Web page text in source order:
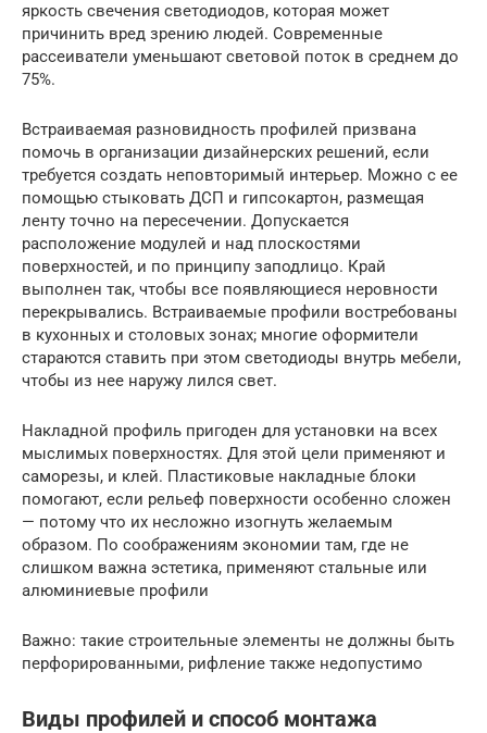
яркость свечения светодиодов, которая может
причинить вред зрению людей. Современные
рассеиватели уменьшают световой поток в среднем до
75%.
Встраиваемая разновидность профилей призвана
помочь в организации дизайнерских решений, если
требуется создать неповторимый интерьер. Можно с ее
помощью стыковать ДСП и гипсокартон, размещая
ленту точно на пересечении. Допускается
расположение модулей и над плоскостями
поверхностей, и по принципу заподлицо. Край
выполнен так, чтобы все появляющиеся неровности
перекрывались. Встраиваемые профили востребованы
в кухонных и столовых зонах; многие оформители
стараются ставить при этом светодиоды внутрь мебели,
чтобы из нее наружу лился свет.
Накладной профиль пригоден для установки на всех
мыслимых поверхностях. Для этой цели применяют и
саморезы, и клей. Пластиковые накладные блоки
помогают, если рельеф поверхности особенно сложен
— потому что их несложно изогнуть желаемым
образом. По соображениям экономии там, где не
слишком важна эстетика, применяют стальные или
алюминиевые профили
Важно: такие строительные элементы не должны быть
перфорированными, рифление также недопустимо
Виды профилей и способ монтажа